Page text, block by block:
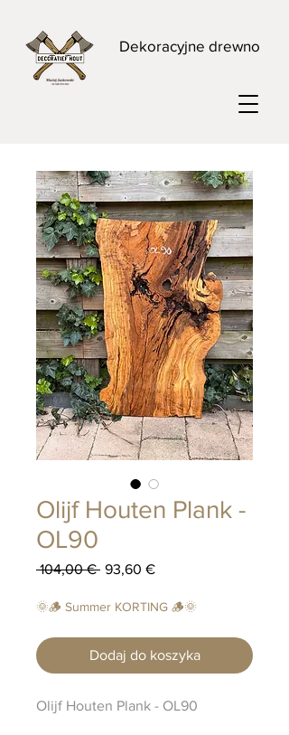
Dekoracyjne drewno
Olijf Houten Plank -
OL90
104,00 € Regularna
93,60 €Cena
🌞🪵 Summer KORTING 🪵🌞
Dodaj do koszyka
Olijf Houten Plank - OL90